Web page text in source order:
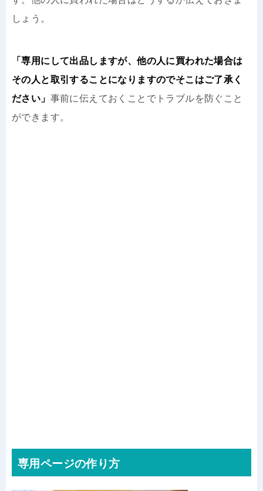
しょう。
「専用にして出品しますが、他の人に買われた場合は
その人と取引することになりますのでそこはご了承く
ださい」 事前に伝えておくことでトラブルを防ぐこと
ができます。
専用ページの作り方